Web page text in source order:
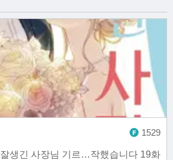
잘생긴 사장님 기르…작했습니다 19화
1529